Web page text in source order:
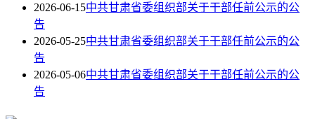
2026-06-15中共甘肃省委组织部关于干部任前公示的公
告
2026-05-25中共甘肃省委组织部关于干部任前公示的公
告
2026-05-06中共甘肃省委组织部关于干部任前公示的公
告